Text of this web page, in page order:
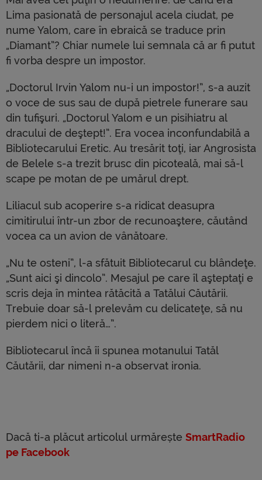
Lima pasionată de personajul acela ciudat, pe
nume Yalom, care în ebraică se traduce prin
„Diamant”? Chiar numele lui semnala că ar fi putut
fi vorba despre un impostor.
„Doctorul Irvin Yalom nu-i un impostor!”, s-a auzit
o voce de sus sau de după pietrele funerare sau
din tufişuri. „Doctorul Yalom e un pisihiatru al
dracului de deştept!”. Era vocea inconfundabilă a
Bibliotecarului Eretic. Au tresărit toţi, iar Angrosista
de Belele s-a trezit brusc din picoteală, mai să-l
scape pe motan de pe umărul drept.
Liliacul sub acoperire s-a ridicat deasupra
cimitirului într-un zbor de recunoaştere, căutând
vocea ca un avion de vânătoare.
„Nu te osteni”, l-a sfătuit Bibliotecarul cu blândeţe.
„Sunt aici şi dincolo”. Mesajul pe care îl aşteptaţi e
scris deja în mintea rătăcită a Tatălui Căutării.
Trebuie doar să-l prelevăm cu delicateţe, să nu
pierdem nici o literă…”.
Bibliotecarul încă îi spunea motanului Tatăl
Căutării, dar nimeni n-a observat ironia.
Dacă ti-a plăcut articolul urmărește SmartRadio
pe Facebook